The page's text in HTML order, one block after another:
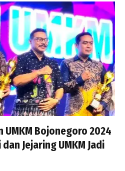
UMKM Bojonegoro 2024
Jejaring UMKM Jadi